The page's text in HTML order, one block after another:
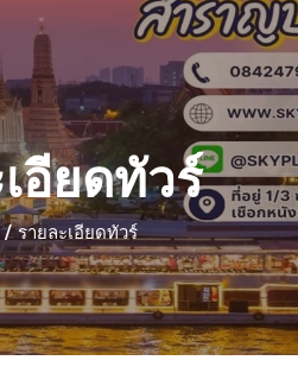
อียดทัวร์
รายละเอียดทัวร์